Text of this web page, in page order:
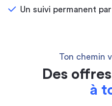
Un suivi permanent
Ton chemin
Des
à